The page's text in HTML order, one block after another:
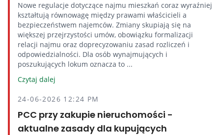
Nowe regulacje dotyczące najmu mieszkań coraz wyraźniej
kształtują równowagę między prawami właścicieli a
bezpieczeństwem najemców. Zmiany skupiają się na
większej przejrzystości umów, obowiązku formalizacji
relacji najmu oraz doprecyzowaniu zasad rozliczeń i
odpowiedzialności. Dla osób wynajmujących i
poszukujących lokum oznacza to ...
Czytaj dalej
24-06-2026 12:24 PM
PCC przy zakupie nieruchomości -
aktualne zasady dla kupujących